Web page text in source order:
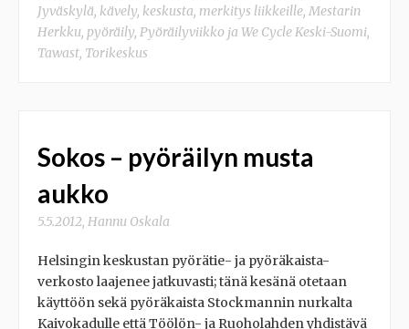
Jyväskylä, kävely, keskusta, merkitys liikkeille, Mestarin
Herkku, pyöräily, Pyöräilyviikko ja We Cycle Keski-Suomi,
Tawast, Torikeskus
Sokos – pyöräilyn musta
aukko
5.5.2012, Hannu Oskala
Helsingin keskustan pyörätie- ja pyöräkaista-
verkosto laajenee jatkuvasti; tänä kesänä otetaan
käyttöön sekä pyöräkaista Stockmannin nurkalta
Kaivokadulle että Töölön- ja Ruoholahden yhdistävä